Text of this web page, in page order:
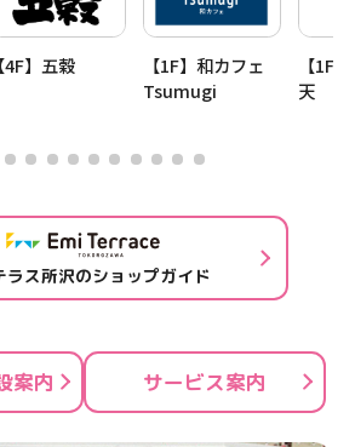
【4F】五穀
【1F】和カフェ
Tsumugi
【1F
天
ラス所沢のショップガイド
案内 サービス案内